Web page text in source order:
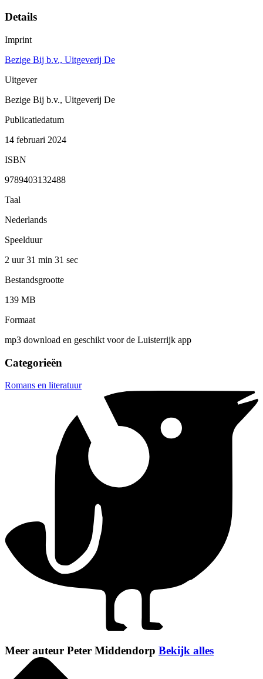
Details
Imprint
Bezige Bij b.v., Uitgeverij De
Uitgever
Bezige Bij b.v., Uitgeverij De
Publicatiedatum
14 februari 2024
ISBN
9789403132488
Taal
Nederlands
Speelduur
2 uur 31 min 31 sec
Bestandsgrootte
139 MB
Formaat
mp3 download en geschikt voor de Luisterrijk app
Categorieën
Romans en literatuur
Meer auteur Peter Middendorp Bekijk alles